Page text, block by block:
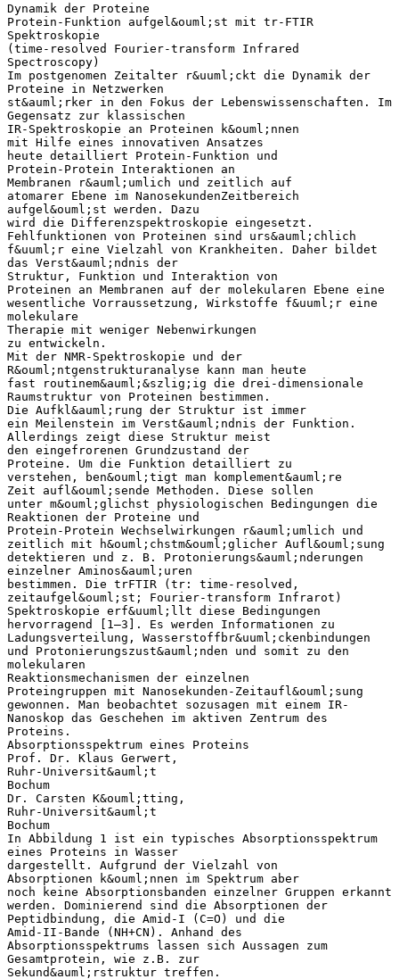
Dynamik der Proteine
Protein-Funktion aufgel&ouml;st mit tr-FTIR
Spektroskopie
(time-resolved Fourier-transform Infrared
Spectroscopy)
Im postgenomen Zeitalter r&uuml;ckt die Dynamik der
Proteine in Netzwerken
st&auml;rker in den Fokus der Lebenswissenschaften. Im
Gegensatz zur klassischen
IR-Spektroskopie an Proteinen k&ouml;nnen
mit Hilfe eines innovativen Ansatzes
heute detailliert Protein-Funktion und
Protein-Protein Interaktionen an
Membranen r&auml;umlich und zeitlich auf
atomarer Ebene im NanosekundenZeitbereich
aufgel&ouml;st werden. Dazu
wird die Differenzspektroskopie eingesetzt.
Fehlfunktionen von Proteinen sind urs&auml;chlich
f&uuml;r eine Vielzahl von Krankheiten. Daher bildet
das Verst&auml;ndnis der
Struktur, Funktion und Interaktion von
Proteinen an Membranen auf der molekularen Ebene eine
wesentliche Vorraussetzung, Wirkstoffe f&uuml;r eine
molekulare
Therapie mit weniger Nebenwirkungen
zu entwickeln.
Mit der NMR-Spektroskopie und der
R&ouml;ntgenstrukturanalyse kann man heute
fast routinem&auml;&szlig;ig die drei-dimensionale
Raumstruktur von Proteinen bestimmen.
Die Aufkl&auml;rung der Struktur ist immer
ein Meilenstein im Verst&auml;ndnis der Funktion.
Allerdings zeigt diese Struktur meist
den eingefrorenen Grundzustand der
Proteine. Um die Funktion detailliert zu
verstehen, ben&ouml;tigt man komplement&auml;re
Zeit aufl&ouml;sende Methoden. Diese sollen
unter m&ouml;glichst physiologischen Bedingungen die
Reaktionen der Proteine und
Protein-Protein Wechselwirkungen r&auml;umlich und
zeitlich mit h&ouml;chstm&ouml;glicher Aufl&ouml;sung
detektieren und z. B. Protonierungs&auml;nderungen
einzelner Aminos&auml;uren
bestimmen. Die trFTIR (tr: time-resolved,
zeitaufgel&ouml;st; Fourier-transform Infrarot)
Spektroskopie erf&uuml;llt diese Bedingungen
hervorragend [1–3]. Es werden Informationen zu
Ladungsverteilung, Wasserstoffbr&uuml;ckenbindungen
und Protonierungszust&auml;nden und somit zu den
molekularen
Reaktionsmechanismen der einzelnen
Proteingruppen mit Nanosekunden-Zeitaufl&ouml;sung
gewonnen. Man beobachtet sozusagen mit einem IR-
Nanoskop das Geschehen im aktiven Zentrum des
Proteins.
Absorptionsspektrum eines Proteins
Prof. Dr. Klaus Gerwert,
Ruhr-Universit&auml;t
Bochum
Dr. Carsten K&ouml;tting,
Ruhr-Universit&auml;t
Bochum
In Abbildung 1 ist ein typisches Absorptionsspektrum
eines Proteins in Wasser
dargestellt. Aufgrund der Vielzahl von
Absorptionen k&ouml;nnen im Spektrum aber
noch keine Absorptionsbanden einzelner Gruppen erkannt
werden. Dominierend sind die Absorptionen der
Peptidbindung, die Amid-I (C=O) und die
Amid-II-Bande (NH+CN). Anhand des
Absorptionsspektrums lassen sich Aussagen zum
Gesamtprotein, wie z.B. zur
Sekund&auml;rstruktur treffen.